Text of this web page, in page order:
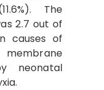
The
2.7 out of
causes of
neonatal